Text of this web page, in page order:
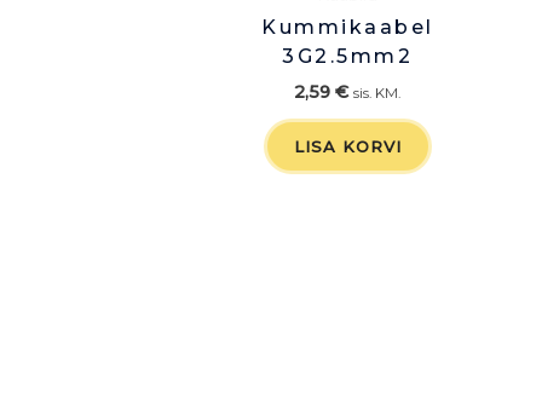
Kummikaabel
3G2.5mm2
2,59€ sis. KM.
LISA KORVI